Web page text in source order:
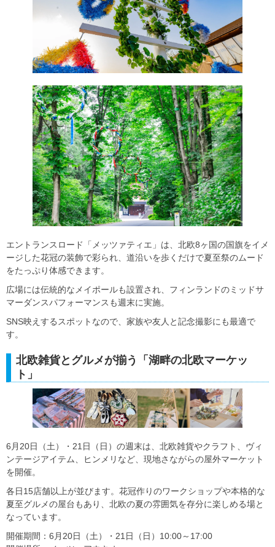
エントランスロード「メッツァティエ」は、北欧8ヶ国の国旗をイメ
ージした花冠の装飾で彩られ、道沿いを歩くだけで夏至祭のムード
をたっぷり体感できます。
広場には伝統的なメイポールも設置され、フィンランドのミッドサ
マーダンスパフォーマンスも週末に実施。
SNS映えするスポットなので、家族や友人と記念撮影にも最適で
す。
北欧雑貨とグルメが揃う「湖畔の北欧マーケッ
ト」
6月20日（土）・21日（日）の週末は、北欧雑貨やクラフト、ヴィ
ンテージアイテム、ヒンメリなど、現地さながらの屋外マーケット
を開催。
各日15店舗以上が並びます。花冠作りのワークショップや本格的な
夏至グルメの屋台もあり、北欧の夏の雰囲気を存分に楽しめる場と
なっています。
開催期間：6月20日（土）・21日（日）10:00～17:00